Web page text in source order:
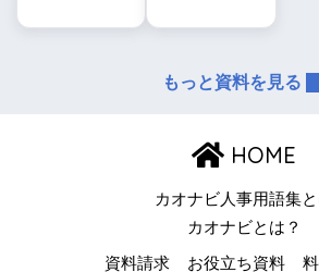
もっと資料を見る
HOME
カオナビ人事用語集
カオナビとは？
資料請求 お役立ち資料